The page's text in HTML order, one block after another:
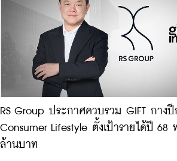
RS Group ประกาศควบรวม GIFT กางปี
Consumer Lifestyle ตั้งเป้ารายได้ปี 68
ล้านบาท